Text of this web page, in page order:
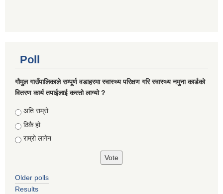
Poll
गौमुल गाउँपालिकाले सम्पूर्ण वडाहरमा स्वास्थ्य परिक्षण गरि स्वास्थ्य नमुना कार्डको
वितरण कार्य तपाईलाई कस्तो लाग्यो ?
Choices
अति राम्रो
ठिकै हो
राम्रो लागेन
Older polls
Results